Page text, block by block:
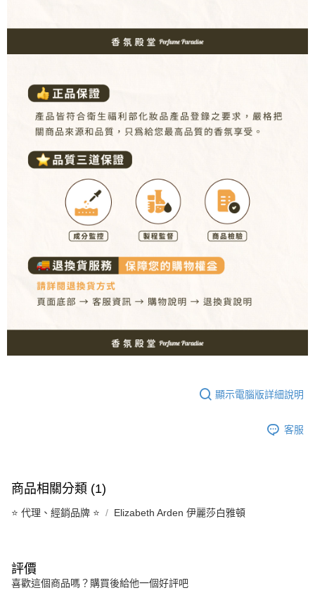
顯示電腦版詳細說明
客服
商品相關分類 (1)
⭐️ 代理、經銷品牌 ⭐️ Elizabeth Arden 伊麗莎白雅頓
評價
喜歡這個商品嗎？購買後給他一個好評吧